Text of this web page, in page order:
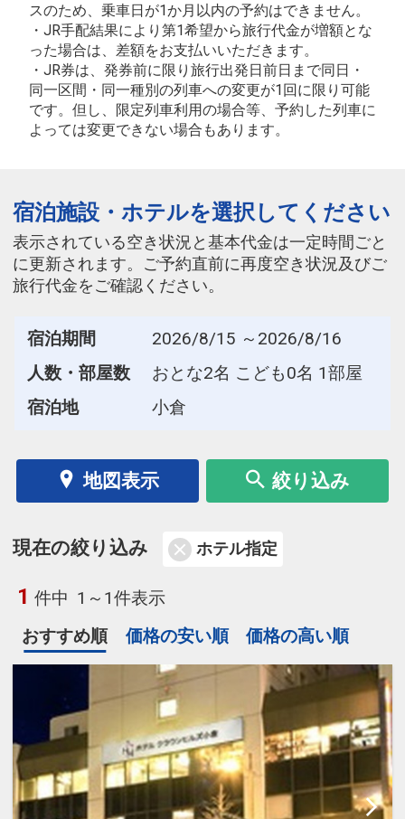
スのため、乗車日が1か月以内の予約はできません。
・JR手配結果により第1希望から旅行代金が増額とな
った場合は、差額をお支払いいただきます。
・JR券は、発券前に限り旅行出発日前日まで同日・
同一区間・同一種別の列車への変更が1回に限り可能
です。但し、限定列車利用の場合等、予約した列車に
よっては変更できない場合もあります。
宿泊施設・ホテルを選択してください
表示されている空き状況と基本代金は一定時間ごと
に更新されます。ご予約直前に再度空き状況及びご
旅行代金をご確認ください。
宿泊期間
2026/8/15 ～2026/8/16
人数・部屋数
おとな2名 こども0名 1部屋
宿泊地
小倉
地図表示 絞り込み
現在の絞り込み ホテル指定
1 件中 1～1件表示
おすすめ順
価格の安い順 価格の高い順